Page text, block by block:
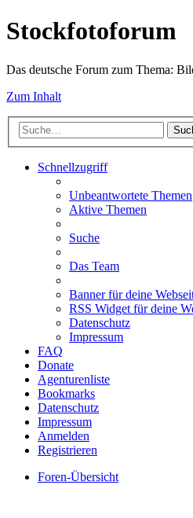
Stockfotoforum
Das deutsche Forum zum Thema:
Zum Inhalt
Schnellzugriff
Unbeantwortete Themen
Aktive Themen
Suche
Das Team
Banner für deine
RSS Widget für deine
Datenschutz
Impressum
FAQ
Donate
Agenturenliste
Bookmarks
Datenschutz
Impressum
Anmelden
Registrieren
Foren-Übersicht